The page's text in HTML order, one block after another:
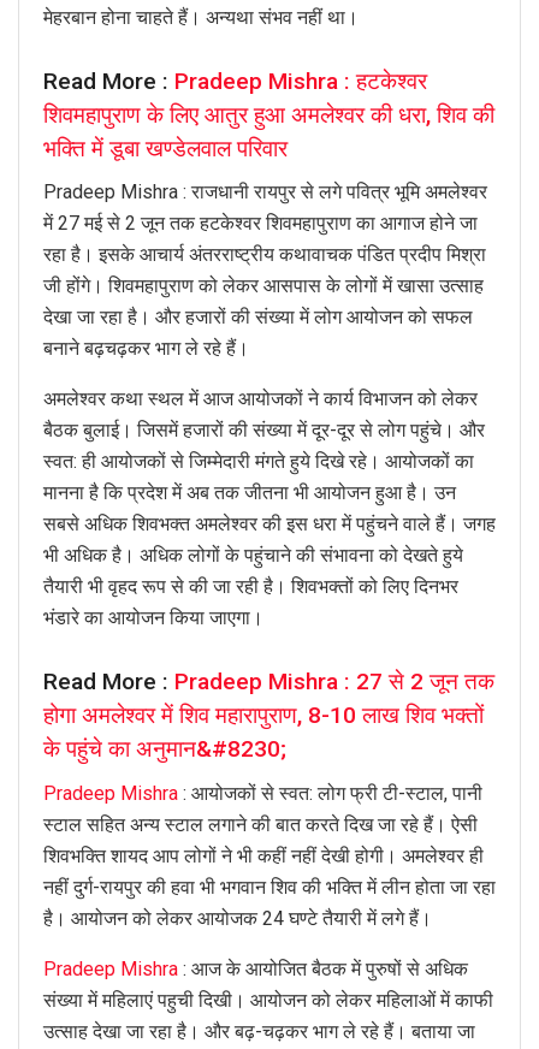
मेहरबान होना चाहते हैं। अन्यथा संभव नहीं था।
Read More : Pradeep Mishra : हटकेश्वर
शिवमहापुराण के लिए आतुर हुआ अमलेश्वर की धरा, शिव की
भक्ति में डूबा खण्डेलवाल परिवार
Pradeep Mishra : राजधानी रायपुर से लगे पवित्र भूमि अमलेश्वर
में 27 मई से 2 जून तक हटकेश्वर शिवमहापुराण का आगाज होने जा
रहा है। इसके आचार्य अंतरराष्ट्रीय कथावाचक पंडित प्रदीप मिश्रा
जी होंगे। शिवमहापुराण को लेकर आसपास के लोगों में खासा उत्साह
देखा जा रहा है। और हजारों की संख्या में लोग आयोजन को सफल
बनाने बढ़चढ़कर भाग ले रहे हैं।
अमलेश्वर कथा स्थल में आज आयोजकों ने कार्य विभाजन को लेकर
बैठक बुलाई। जिसमें हजारों की संख्या में दूर-दूर से लोग पहुंचे। और
स्वत: ही आयोजकों से जिम्मेदारी मंगते हुये दिखे रहे। आयोजकों का
मानना है कि प्रदेश में अब तक जीतना भी आयोजन हुआ है। उन
सबसे अधिक शिवभक्त अमलेश्वर की इस धरा में पहुंचने वाले हैं। जगह
भी अधिक है। अधिक लोगों के पहुंचाने की संभावना को देखते हुये
तैयारी भी वृहद रूप से की जा रही है। शिवभक्तों को लिए दिनभर
भंडारे का आयोजन किया जाएगा।
Read More : Pradeep Mishra : 27 से 2 जून तक
होगा अमलेश्वर में शिव महारापुराण, 8-10 लाख शिव भक्तों
के पहुंचे का अनुमान&#8230;
Pradeep Mishra : आयोजकों से स्वत: लोग फ्री टी-स्टाल, पानी
स्टाल सहित अन्य स्टाल लगाने की बात करते दिख जा रहे हैं। ऐसी
शिवभक्ति शायद आप लोगों ने भी कहीं नहीं देखी होगी। अमलेश्वर ही
नहीं दुर्ग-रायपुर की हवा भी भगवान शिव की भक्ति में लीन होता जा रहा
है। आयोजन को लेकर आयोजक 24 घण्टे तैयारी में लगे हैं।
Pradeep Mishra : आज के आयोजित बैठक में पुरुषों से अधिक
संख्या में महिलाएं पहुची दिखी। आयोजन को लेकर महिलाओं में काफी
उत्साह देखा जा रहा है। और बढ़-चढ़कर भाग ले रहे हैं। बताया जा